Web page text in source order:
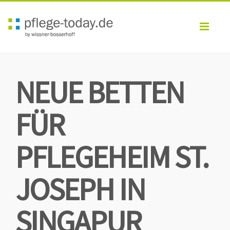
NEUE BETTEN
FÜR
PFLEGEHEIM ST.
JOSEPH IN
SINGAPUR